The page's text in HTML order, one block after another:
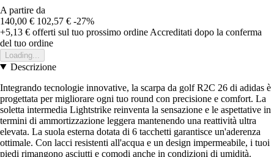
A partire da
140,00 € 102,57 € -27%
+5,13 € offerti sul tuo prossimo ordine Accreditati dopo la conferma
del tuo ordine
Loading...
Descrizione
Integrando tecnologie innovative, la scarpa da golf R2C 26 di adidas è
progettata per migliorare ogni tuo round con precisione e comfort. La
soletta intermedia Lightstrike reinventa la sensazione e le aspettative in
termini di ammortizzazione leggera mantenendo una reattività ultra
elevata. La suola esterna dotata di 6 tacchetti garantisce un'aderenza
ottimale. Con lacci resistenti all'acqua e un design impermeabile, i tuoi
piedi rimangono asciutti e comodi anche in condizioni di umidità.